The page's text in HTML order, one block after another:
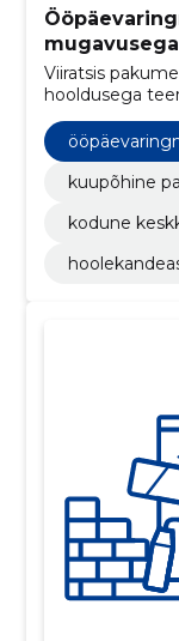
mugavusega
Viiratsis
hooldusega
kuutasud
koostöö pere ja
kuupõhine
kodune